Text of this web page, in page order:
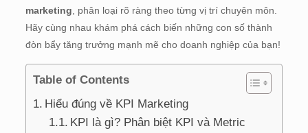
marketing , phân loại rõ ràng theo từng vị trí chuyên môn.
Hãy cùng nhau khám phá cách biến những con số thành
đòn bẩy tăng trưởng mạnh mẽ cho doanh nghiệp của bạn!
Table of Contents
Hiểu đúng về KPI Marketing
KPI là gì? Phân biệt KPI và Metric